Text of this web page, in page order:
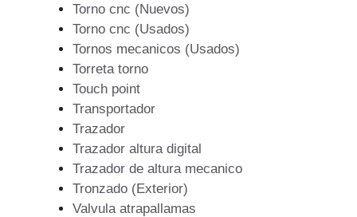
Torno cnc (Nuevos)
Torno cnc (Usados)
Tornos mecanicos (Usados)
Torreta torno
Touch point
Transportador
Trazador
Trazador altura digital
Trazador de altura mecanico
Tronzado (Exterior)
Valvula atrapallamas